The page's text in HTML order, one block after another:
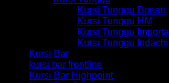
Kursi Tunggu Donati
Kursi Tunggu HM
Kursi Tunggu Importa
Kursi Tunggu Indachi
Kursi Bar
kursi bar frontline
Kursi Bar Highpoint